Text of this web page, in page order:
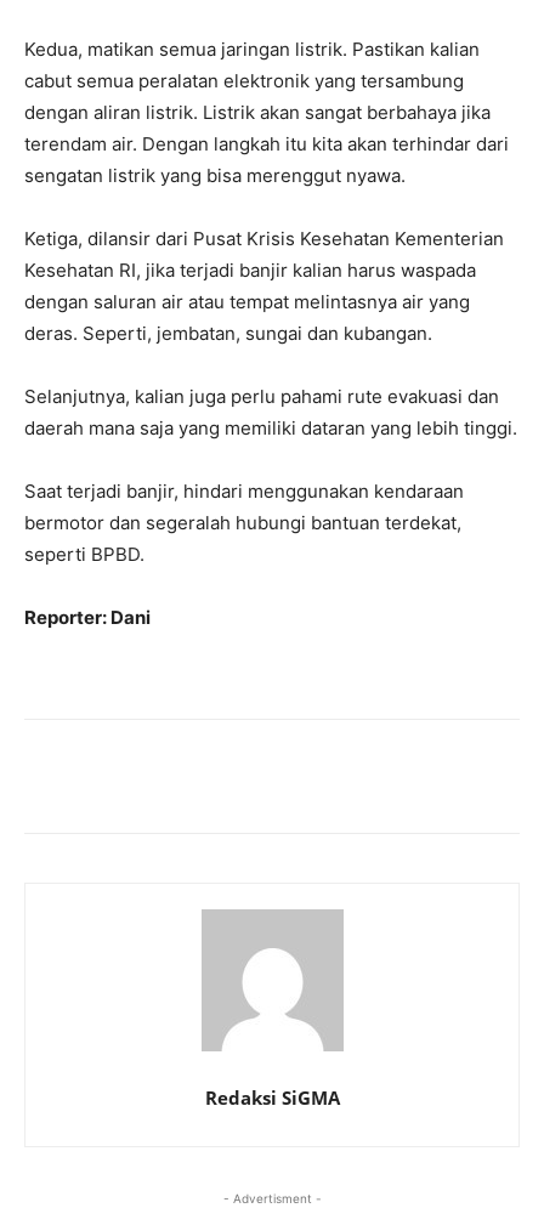
Kedua, matikan semua jaringan listrik. Pastikan kalian
cabut semua peralatan elektronik yang tersambung
dengan aliran listrik. Listrik akan sangat berbahaya jika
terendam air. Dengan langkah itu kita akan terhindar dari
sengatan listrik yang bisa merenggut nyawa.
Ketiga, dilansir dari Pusat Krisis Kesehatan Kementerian
Kesehatan RI, jika terjadi banjir kalian harus waspada
dengan saluran air atau tempat melintasnya air yang
deras. Seperti, jembatan, sungai dan kubangan.
Selanjutnya, kalian juga perlu pahami rute evakuasi dan
daerah mana saja yang memiliki dataran yang lebih tinggi.
Saat terjadi banjir, hindari menggunakan kendaraan
bermotor dan segeralah hubungi bantuan terdekat,
seperti BPBD.
Reporter: Dani
Redaksi SiGMA
- Advertisment -